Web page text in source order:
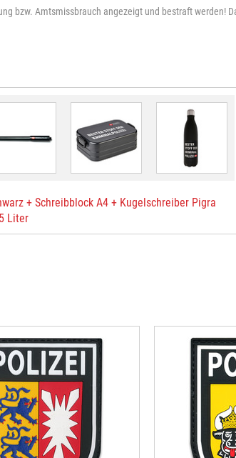
bzw. Amtsmissbrauch angezeigt und bestraft werden!
+ Schreibblock A4 + Kugelschreiber Pigra
Liter